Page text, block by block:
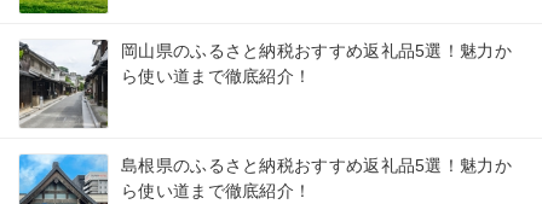
岡山県のふるさと納税おすすめ返礼品5選！魅力か
ら使い道まで徹底紹介！
島根県のふるさと納税おすすめ返礼品5選！魅力か
ら使い道まで徹底紹介！